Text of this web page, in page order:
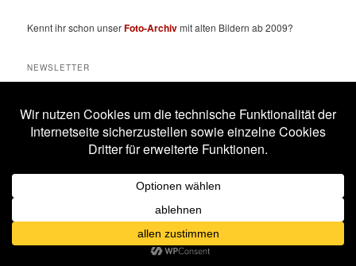
Kennt ihr schon unserFoto-Archivmit alten Bildern ab 2009?
NEWSLETTER
Subscribing I accept the privacy rules of this site
All Will KnowAmphi Festival